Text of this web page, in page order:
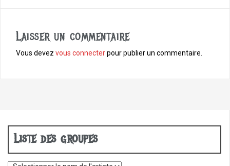
Laisser un commentaire
Vous devez vous connecterpour publier un commentaire.
Liste des groupes